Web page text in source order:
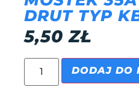
DRUT TYP
5,50ZŁ
DODAJ DO